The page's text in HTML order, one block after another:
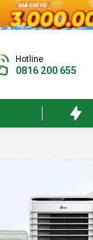
Hotline
0816 200 655